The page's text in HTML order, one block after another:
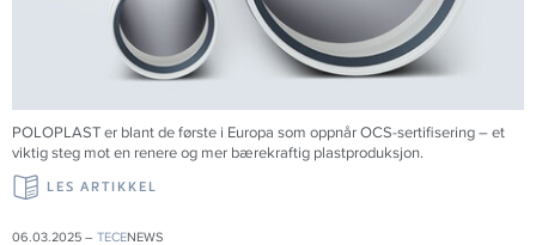
POLOPLAST er blant de første i Europa som oppnår OCS-sertifisering – et
viktig steg mot en renere og mer bærekraftig plastproduksjon.
LES ARTIKKEL
06.03.2025 – TECENEWS